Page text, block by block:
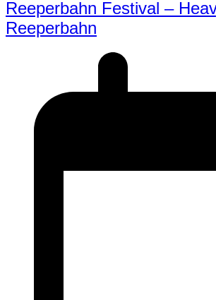
Reeperbahn Festival –
Reeperbahn